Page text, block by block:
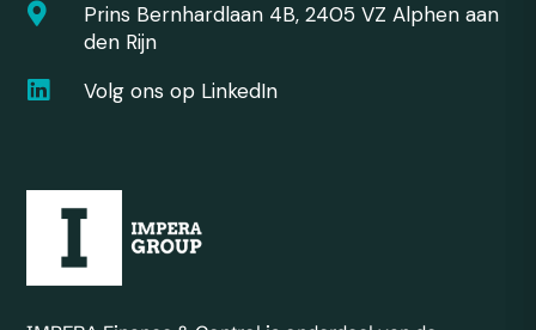

Prins Bernhardlaan 4B, 2405 VZ Alphen aan
den Rijn
 Volg ons op LinkedIn